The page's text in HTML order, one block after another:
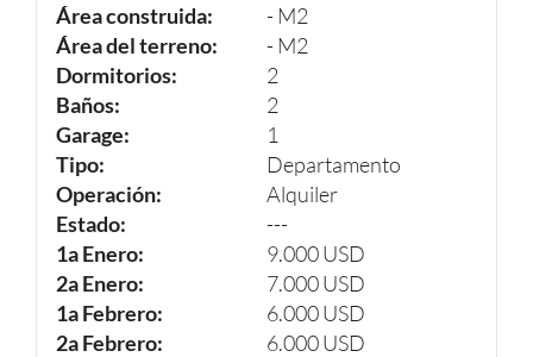
Área construida:
- M2
Área del terreno:
- M2
Dormitorios:
2
Baños:
2
Garage:
1
Tipo:
Departamento
Operación:
Alquiler
Estado:
---
1a Enero:
9.000 USD
2a Enero:
7.000 USD
1a Febrero:
6.000 USD
2a Febrero:
6.000 USD